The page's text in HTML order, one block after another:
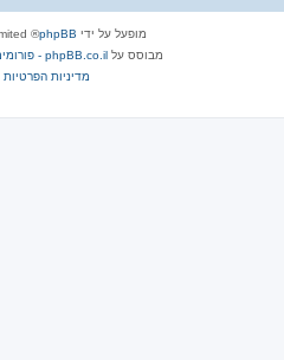
מופעל על ידי phpBB
® Forum Software © phpBB Limited
מבוסס על phpBB.co.il - פורומים בעברית
מדיניות הפרטיות